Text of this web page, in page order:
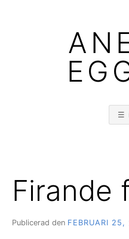
Firande
Publicerad den FEBRUARI